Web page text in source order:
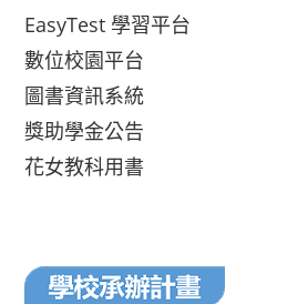
EasyTest 學習平台
數位校園平台
圖書資訊系統
獎助學金公告
花女教科用書